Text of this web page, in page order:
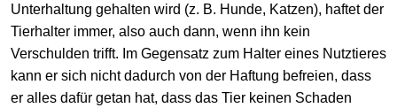
Unterhaltung gehalten wird (z. B. Hunde, Katzen), haftet der
Tierhalter immer, also auch dann, wenn ihn kein
Verschulden trifft. Im Gegensatz zum Halter eines Nutztieres
kann er sich nicht dadurch von der Haftung befreien, dass
er alles dafür getan hat, dass das Tier keinen Schaden